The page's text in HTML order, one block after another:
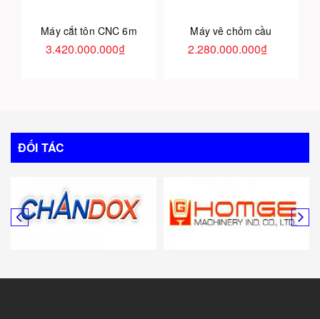
Máy cắt tôn CNC 6m
3.420.000.000₫
Máy vê chỏm cầu
2.280.000.000₫
ĐỐI TÁC